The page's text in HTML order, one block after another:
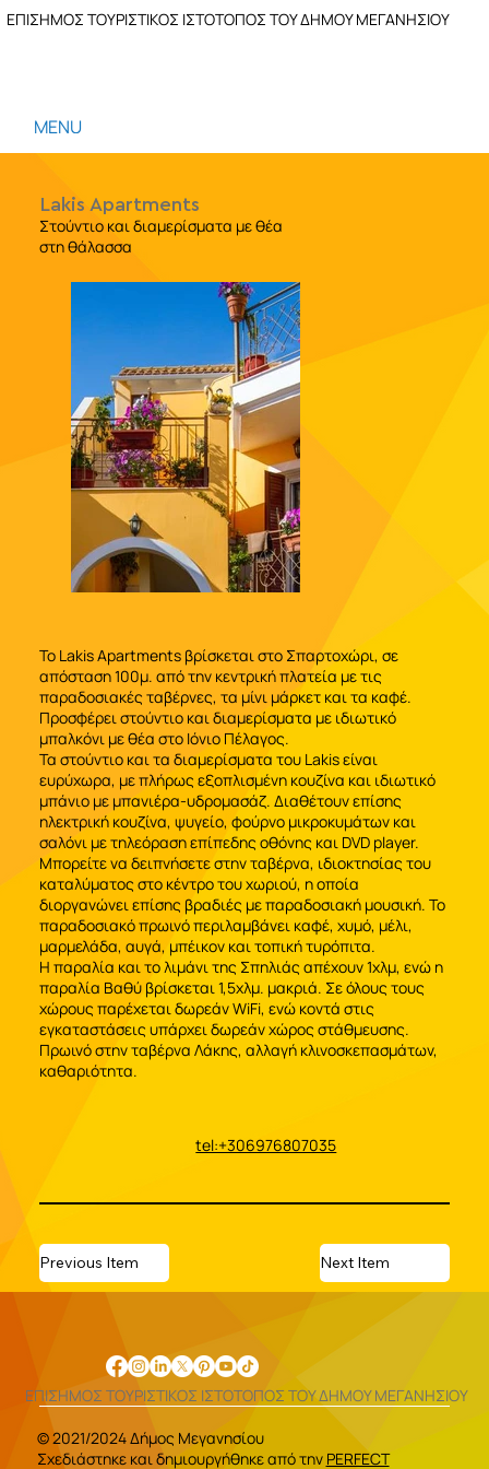
ΕΠΙΣΗΜΟΣ ΤΟΥΡΙΣΤΙΚΟΣ ΙΣΤΟΤΟΠΟΣ ΤΟΥ ΔΗΜΟΥ ΜΕΓΑΝΗΣΙΟΥ
MENU
Lakis Apartments
Στούντιο και διαμερίσματα με θέα
στη θάλασσα
Το Lakis Apartments βρίσκεται στο Σπαρτοχώρι, σε
απόσταση 100μ. από την κεντρική πλατεία με τις
παραδοσιακές ταβέρνες, τα μίνι μάρκετ και τα καφέ.
Προσφέρει στούντιο και διαμερίσματα με ιδιωτικό
μπαλκόνι με θέα στο Ιόνιο Πέλαγος.
Τα στούντιο και τα διαμερίσματα του Lakis είναι
ευρύχωρα, με πλήρως εξοπλισμένη κουζίνα και ιδιωτικό
μπάνιο με μπανιέρα-υδρομασάζ. Διαθέτουν επίσης
ηλεκτρική κουζίνα, ψυγείο, φούρνο μικροκυμάτων και
σαλόνι με τηλεόραση επίπεδης οθόνης και DVD player.
Μπορείτε να δειπνήσετε στην ταβέρνα, ιδιοκτησίας του
καταλύματος στο κέντρο του χωριού, η οποία
διοργανώνει επίσης βραδιές με παραδοσιακή μουσική. Το
παραδοσιακό πρωινό περιλαμβάνει καφέ, χυμό, μέλι,
μαρμελάδα, αυγά, μπέικον και τοπική τυρόπιτα.
Η παραλία και το λιμάνι της Σπηλιάς απέχουν 1χλμ, ενώ η
παραλία Βαθύ βρίσκεται 1,5χλμ. μακριά. Σε όλους τους
χώρους παρέχεται δωρεάν WiFi, ενώ κοντά στις
εγκαταστάσεις υπάρχει δωρεάν χώρος στάθμευσης.
Πρωινό στην ταβέρνα Λάκης, αλλαγή κλινοσκεπασμάτων,
καθαριότητα.
tel:+306976807035
Next Item
Previous Item
ΕΠΙΣΗΜΟΣ ΤΟΥΡΙΣΤΙΚΟΣ ΙΣΤΟΤΟΠΟΣ ΤΟΥ ΔΗΜΟΥ ΜΕΓΑΝΗΣΙΟΥ
© 2021/2024 Δήμος Μεγανησίου
Σχεδιάστηκε και δημιουργήθηκε από την PERFECT